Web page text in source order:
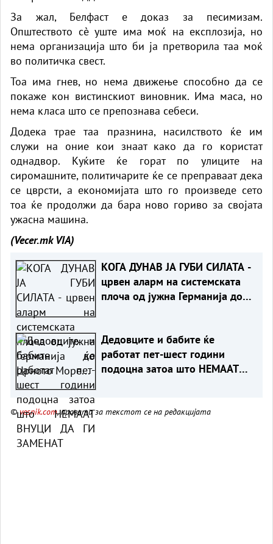
За жал, Белфаст е доказ за песимизам.
Општеството сè уште има моќ на експлозија, но
нема организација што би ја претворила таа моќ
во политичка свест.
Тоа има гнев, но нема движење способно да се
покаже кон вистинскиот виновник. Има маса, но
нема класа што се препознава себеси.
Додека трае таа празнина, насилството ќе им
служи на оние кои знаат како да го користат
однадвор. Куќите ќе горат по улиците на
сиромашните, политичарите ќе се преправаат дека
се цврсти, а економијата што го произведе сето
тоа ќе продолжи да бара ново гориво за својата
ужасна машина.
(Vecer.mkVIA)
КОГА ДУНАВ ЈА ГУБИ СИЛАТА -
црвен аларм на системската
плоча од јужна Германија до
Дедовците и бабите ќе
работат пет-шест години
подоцна затоа што НЕМААТ
©vesnik.com, правата за текстот се на редакцијата